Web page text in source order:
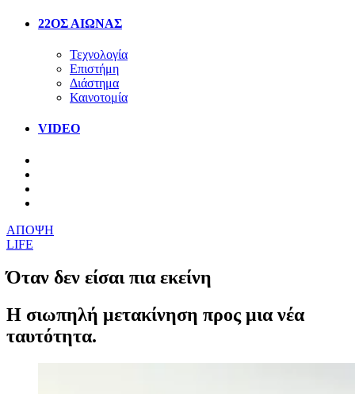
22ΟΣ ΑΙΩΝΑΣ
Τεχνολογία
Επιστήμη
Διάστημα
Καινοτομία
VIDEO
ΑΠΟΨΗ
LIFE
Όταν δεν είσαι πια εκείνη
Η σιωπηλή μετακίνηση προς μια νέα
ταυτότητα.